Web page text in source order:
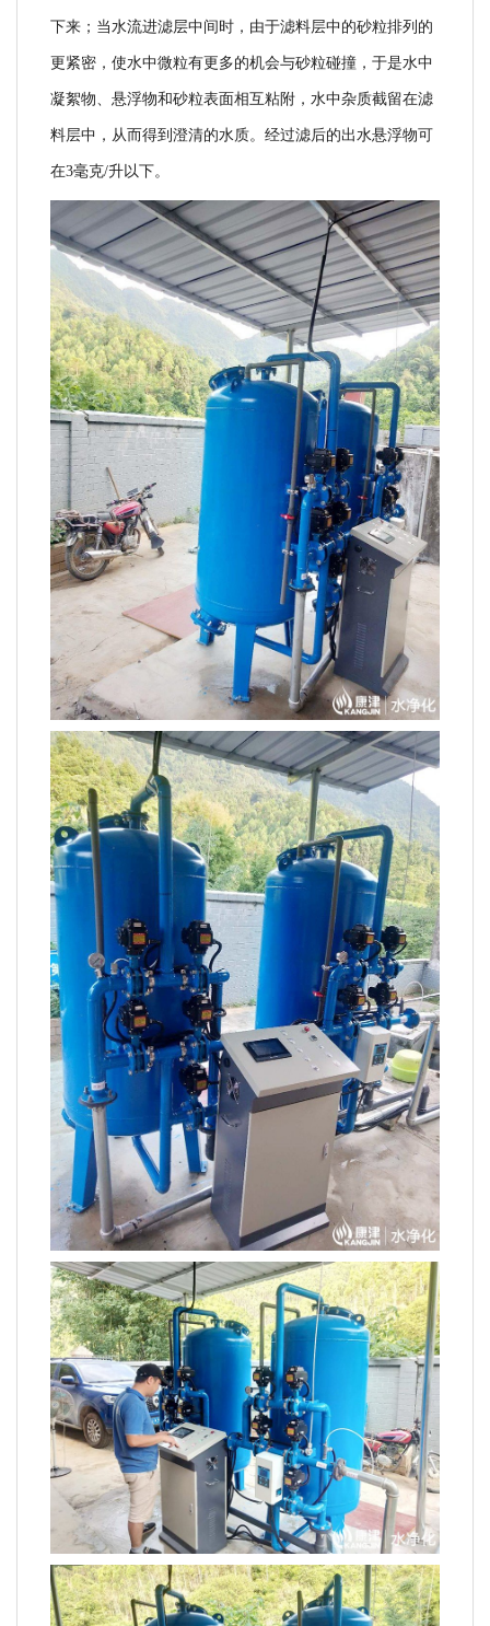
下来；当水流进滤层中间时，由于滤料层中的砂粒排列的
更紧密，使水中微粒有更多的机会与砂粒碰撞，于是水中
凝絮物、悬浮物和砂粒表面相互粘附，水中杂质截留在滤
料层中，从而得到澄清的水质。经过滤后的出水悬浮物可
在3毫克/升以下。